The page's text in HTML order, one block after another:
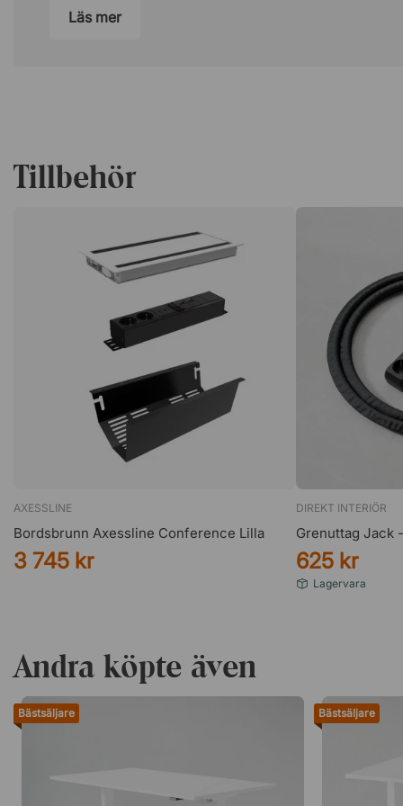
240 cm= 6-8 stolar.
280 cm= 8-10 stolar.
360 cm= 10-12 stolar.
420 cm= 12-14 stolar.
560 cm= 16-18 stolar.
Läs mer
Tillbehör
AXESSLINE
Bordsbrunn Axessline Conference Lilla
3 745 kr
DIREKT INTERIÖR
Grenuttag Jack
625 kr
Lagervara
Andra köpte även
Bästsäljare Bästsäljare